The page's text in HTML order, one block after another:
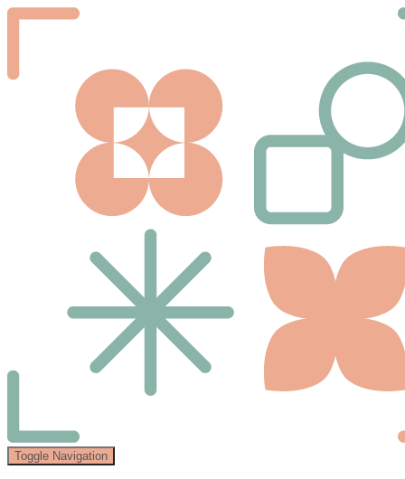
Toggle Navigation